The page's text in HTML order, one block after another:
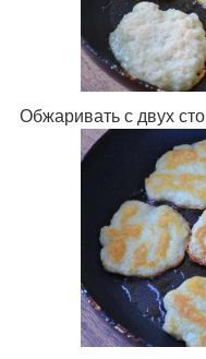
Обжаривать с двух